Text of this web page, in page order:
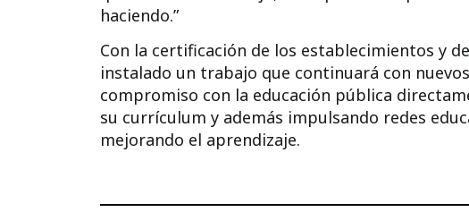
haciendo.”
Con la certificación de los establecimientos y
instalado un trabajo que continuará con
compromiso con la educación pública
su currículum y además impulsando redes
mejorando el aprendizaje.